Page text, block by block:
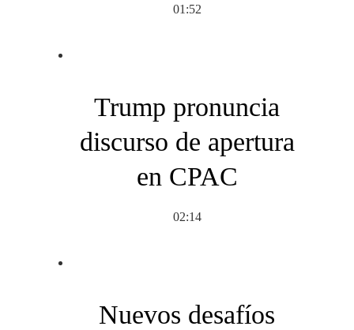
01:52
Trump pronuncia
discurso de apertura
en CPAC
02:14
Nuevos desafíos